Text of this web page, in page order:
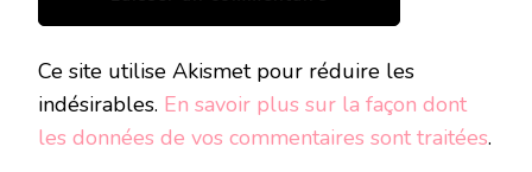
Ce site utilise Akismet pour réduire les
indésirables. En savoir plus sur la façon dont
les données de vos commentaires sont traitées.